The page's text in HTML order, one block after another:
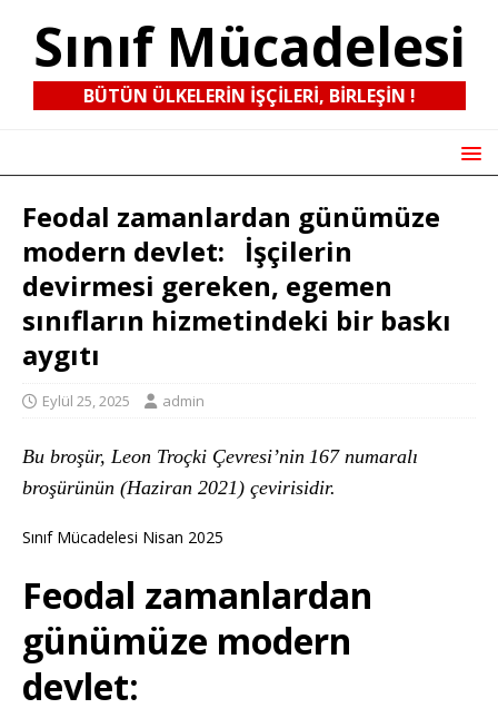
Sınıf Mücadelesi
BÜTÜN ÜLKELERIN IŞÇILERI, BIRLEŞIN !
Feodal zamanlardan günümüze
modern devlet: İşçilerin
devirmesi gereken, egemen
sınıfların hizmetindeki bir baskı
aygıtı
Eylül 25, 2025 admin
Bu broşür, Leon Troçki Çevresi’nin 167numaralı
broşürünün (Haziran 2021) çevirisidir.
Sınıf Mücadelesi Nisan 2025
Feodal zamanlardan
günümüze modern
devlet: